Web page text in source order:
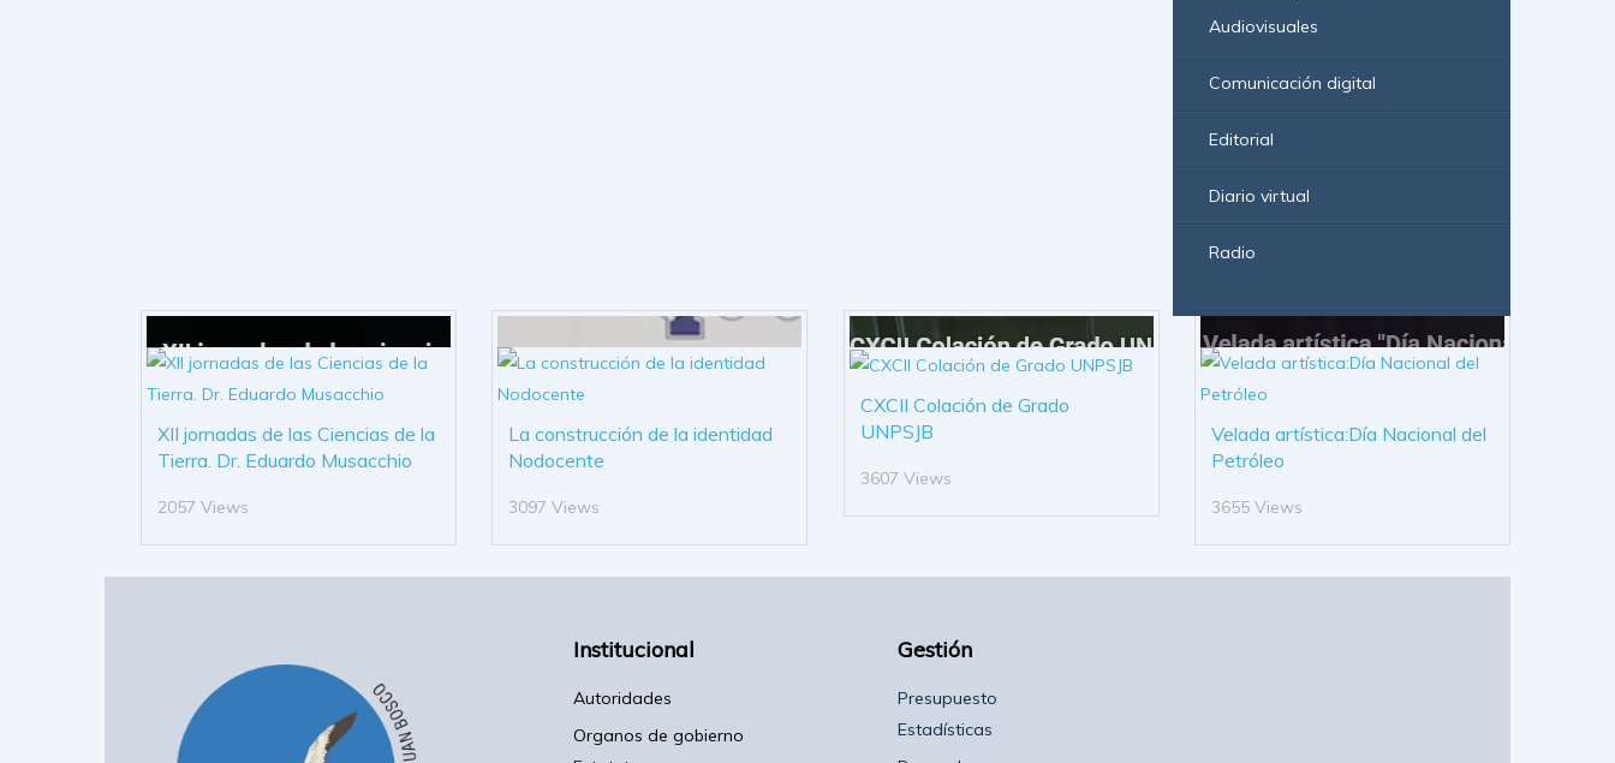
Audiovisuales
Comunicación digital
Editorial
Diario virtual
Radio
XII jornadas de las Ciencias de la
Tierra. Dr. Eduardo Musacchio
2057 Views
La construcción de la identidad
Nodocente
3097 Views
CXCII Colación de Grado
UNPSJB
3607 Views
Velada artística:Día Nacional del
Petróleo
3655 Views
Institucional
Autoridades
Organos de gobierno
Gestión
Presupuesto
Estadísticas